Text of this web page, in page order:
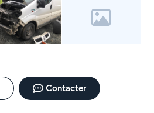
Contacter